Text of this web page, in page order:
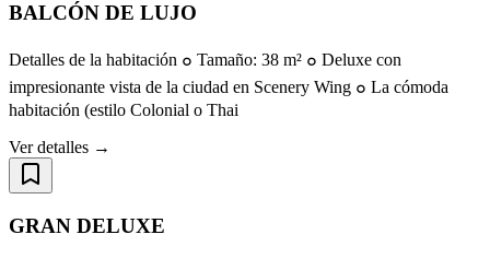
BALCÓN DE LUJO
Detalles de la habitación ๐ Tamaño: 38 m² ๐ Deluxe con
impresionante vista de la ciudad en Scenery Wing ๐ La cómoda
habitación (estilo Colonial o Thai
Ver detalles →
GRAN DELUXE